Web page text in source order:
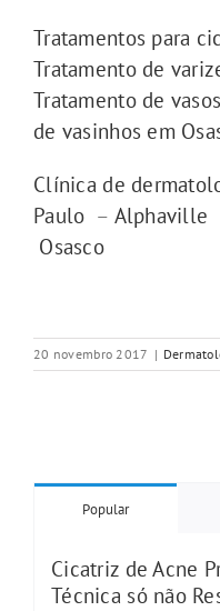
Tratamentos para
Tratamento de
Tratamento de
de vasinhos em
Clínica de
Paulo – Alphaville
Osasco
20 novembro 2017 |
Popular
Cicatriz de Acne
Técnica só não